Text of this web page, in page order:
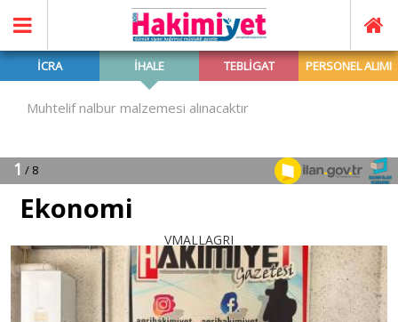
Ekonomi
VMALLAGRI